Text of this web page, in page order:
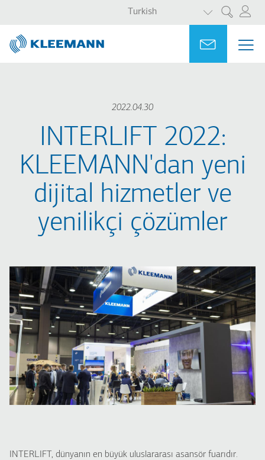
main
search
Ara
Turkish
EK
Ask for
2022.04.30
INTERLIFT 2022:
KLEEMANN'dan yeni
dijital hizmetler ve
yenilikçi çözümler
INTERLIFT, dünyanın en büyük uluslararası asansör fuarıdır.
Portal